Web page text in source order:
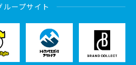
ループサイト